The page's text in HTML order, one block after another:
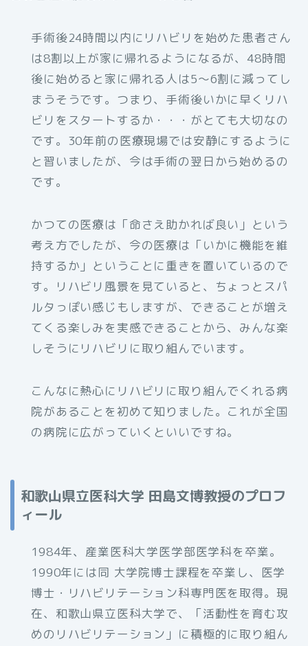
手術後24時間以内にリハビリを始めた患者さん
は8割以上が家に帰れるようになるが、48時間
後に始めると家に帰れる人は5〜6割に減ってし
まうそうです。つまり、手術後いかに早くリハ
ビリをスタートするか・・・がとても大切なの
です。30年前の医療現場では安静にするように
と習いましたが、今は手術の翌日から始めるの
です。
かつての医療は「命さえ助かれば良い」という
考え方でしたが、今の医療は「いかに機能を維
持するか」ということに重きを置いているので
す。リハビリ風景を見ていると、ちょっとスパ
ルタっぽい感じもしますが、できることが増え
てくる楽しみを実感できることから、みんな楽
しそうにリハビリに取り組んでいます。
こんなに熱心にリハビリに取り組んでくれる病
院があることを初めて知りました。これが全国
の病院に広がっていくといいですね。
和歌山県立医科大学 田島文博教授のプロフ
ィール
1984年、産業医科大学医学部医学科を卒業。
1990年には同 大学院博士課程を卒業し、医学
博士・リハビリテーション科専門医を取得。現
在、和歌山県立医科大学で、「活動性を育む攻
めのリハビリテーション」に積極的に取り組ん